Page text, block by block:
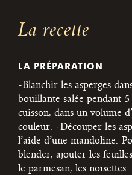
La recette
LA PRÉPARATION
-Blanchir les asperges
bouillante salée pendant
cuisson, dans un volume
couleur. -Découper les
l’aide d’une mandoline.
blender, ajouter les
le parmesan, les noisettes.